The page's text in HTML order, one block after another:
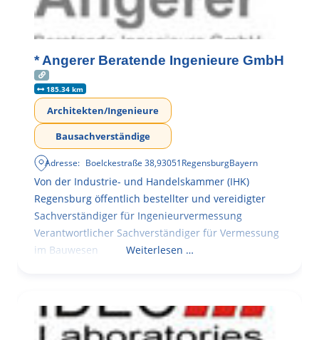
* Angerer Beratende Ingenieure GmbH
185.34 km
Architekten/Ingenieure
Bausachverständige
Adresse: Boelckestraße 38,93051RegensburgBayern
Von der Industrie- und Handelskammer (IHK)
Regensburg öffentlich bestellter und vereidigter
Sachverständiger für Ingenieurvermessung
Verantwortlicher Sachverständiger für Vermessung
im Bauwesen
Weiterlesen …